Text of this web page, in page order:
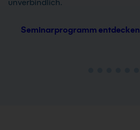
unverbindlich.
Seminarprogramm entdecken